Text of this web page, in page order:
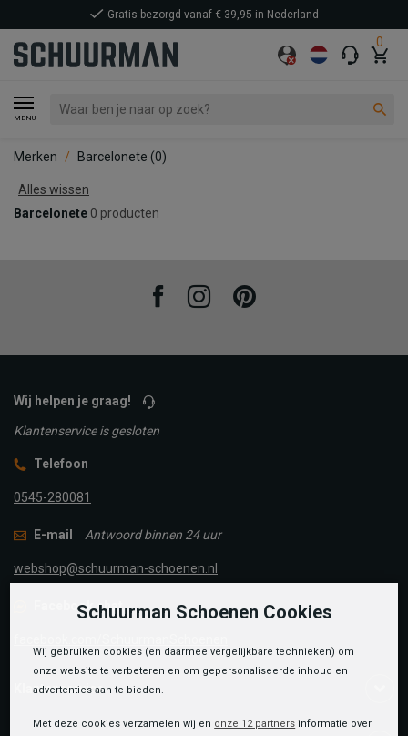
0
MENU
Gratis bezorgd vanaf € 39,95 in Nederland
Merken Barcelonete (0)
Alles wissen
Barcelonete 0 producten
FacebookInstagramPinterest
Wij helpen je graag!
Klantenservice is gesloten
Telefoon
0545-280081
E-mail Antwoord binnen 24 uur
webshop@schuurman-schoenen.nl
Facebook chat
Klantenservice
Schuurman Schoenen Cookies
Wij gebruiken cookies (en daarmee vergelijkbare technieken) om
onze website te verbeteren en om gepersonaliseerde inhoud en
advertenties aan te bieden.
Met deze cookies verzamelen wij en onze 12 partners informatie over